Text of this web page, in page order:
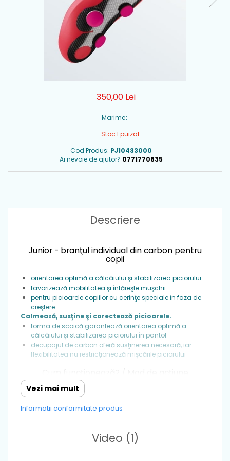
350,00 Lei
Marime:
Stoc Epuizat
Cod Produs: PJ10433000
Ai nevoie de ajutor? 0771770835
Descriere
Junior - branţul individual din carbon pentru
copii
orientarea optimă a călcâiului şi stabilizarea piciorului
favorizează mobilitatea şi întăreşte muşchii
pentru picioarele copiilor cu cerinţe speciale în faza de
creştere
Calmează, susţine şi corectează picioarele.
forma de scoică garantează orientarea optimă a
călcâiului şi stabilizarea piciorului în pantof
decupajul de carbon oferă susţinerea necesară, iar
flexibilitatea nu restricţionează mişcările piciorului
Ajută la creşterea percepţiei corpului copilului, corectează
coordonare şi de percepţie. Prin activarea ţintită a
Vezi mai mult
Informatii conformitate produs
Video (1)